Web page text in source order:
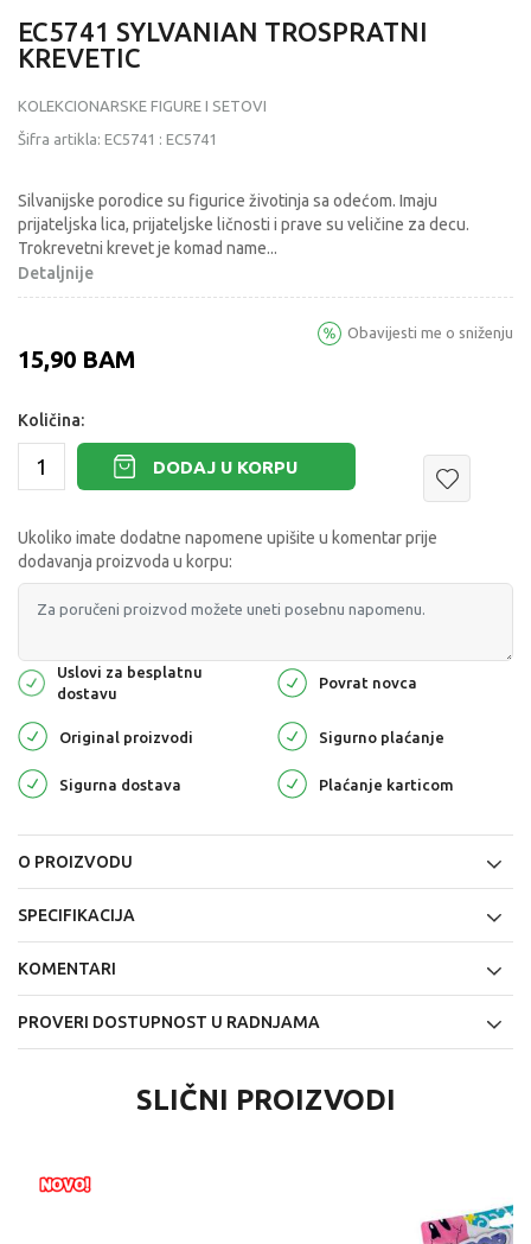
EC5741 SYLVANIAN TROSPRATNI
KREVETIC
KOLEKCIONARSKE FIGURE I SETOVI
Šifra artikla: EC5741 : EC5741
Silvanijske porodice su figurice životinja sa odećom. Imaju
prijateljska lica, prijateljske ličnosti i prave su veličine za decu.
Trokrevetni krevet je komad name...
Detaljnije
15,90 BAM
Obavijesti me o sniženju
Količina:
DODAJ U KORPU
Ukoliko imate dodatne napomene upišite u komentar prije
dodavanja proizvoda u korpu:
Uslovi za besplatnu
dostavu
Povrat novca
Original proizvodi Sigurno plaćanje
Sigurna dostava Plaćanje karticom
O PROIZVODU
SPECIFIKACIJA
KOMENTARI
PROVERI DOSTUPNOST U RADNJAMA
SLIČNI PROIZVODI